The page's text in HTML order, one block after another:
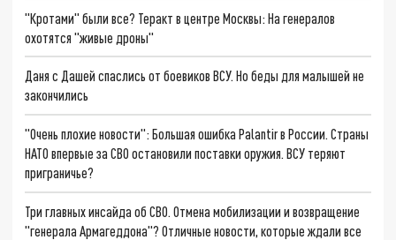
"Кротами" были все? Теракт в центре Москвы: На генералов
охотятся "живые дроны"
Даня с Дашей спаслись от боевиков ВСУ. Но беды для малышей не
закончились
"Очень плохие новости": Большая ошибка Palantir в России. Страны
НАТО впервые за СВО остановили поставки оружия. ВСУ теряют
приграничье?
Три главных инсайда об СВО. Отмена мобилизации и возвращение
"генерала Армагеддона"? Отличные новости, которые ждали все